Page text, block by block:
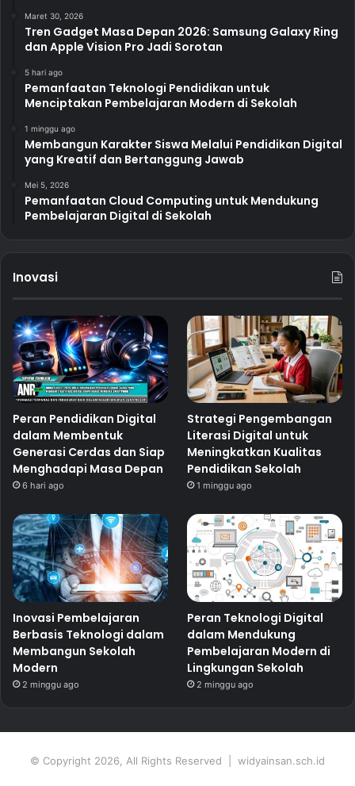
Maret 30, 2026
Tren Gadget Masa Depan 2026: Samsung Galaxy Ring
dan Apple Vision Pro Jadi Sorotan
5 hari ago
Pemanfaatan Teknologi Pendidikan untuk
Menciptakan Pembelajaran Modern di Sekolah
1 minggu ago
Membangun Karakter Siswa Melalui Pendidikan Digital
yang Kreatif dan Bertanggung Jawab
Mei 5, 2026
Pemanfaatan Cloud Computing untuk Mendukung
Pembelajaran Digital di Sekolah
Inovasi
Peran Pendidikan Digital
dalam Membentuk
Generasi Cerdas dan Siap
Menghadapi Masa Depan
6 hari ago
Strategi Pengembangan
Literasi Digital untuk
Meningkatkan Kualitas
Pendidikan Sekolah
1 minggu ago
Inovasi Pembelajaran
Berbasis Teknologi dalam
Membangun Sekolah
Modern
2 minggu ago
Peran Teknologi Digital
dalam Mendukung
Pembelajaran Modern di
Lingkungan Sekolah
2 minggu ago
© Copyright 2026, All Rights Reserved | widyainsan.sch.id